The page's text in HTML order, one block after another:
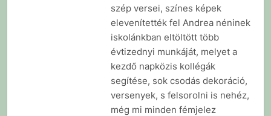
szép versei, színes képek
elevenítették fel Andrea néninek
iskolánkban eltöltött több
évtizednyi munkáját, melyet a
kezdő napközis kollégák
segítése, sok csodás dekoráció,
versenyek, s felsorolni is nehéz,
még mi minden fémjelez